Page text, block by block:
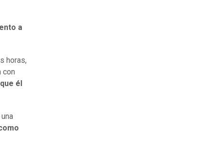
a
horas,
con
él